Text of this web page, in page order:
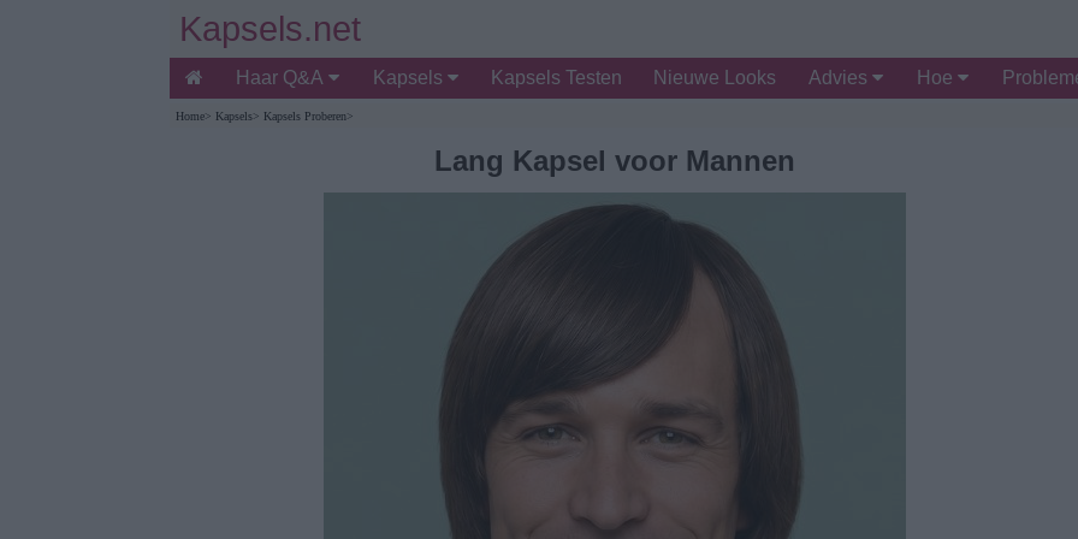
Kapsels.net
Haar Q&A Kapsels Kapsels Testen Nieuwe Looks Advies Hoe
Home> Kapsels> Kapsels Proberen>
Lang Kapsel voor Mannen